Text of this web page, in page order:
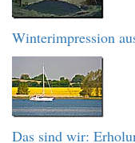
Winterimpression
Das sind wir: